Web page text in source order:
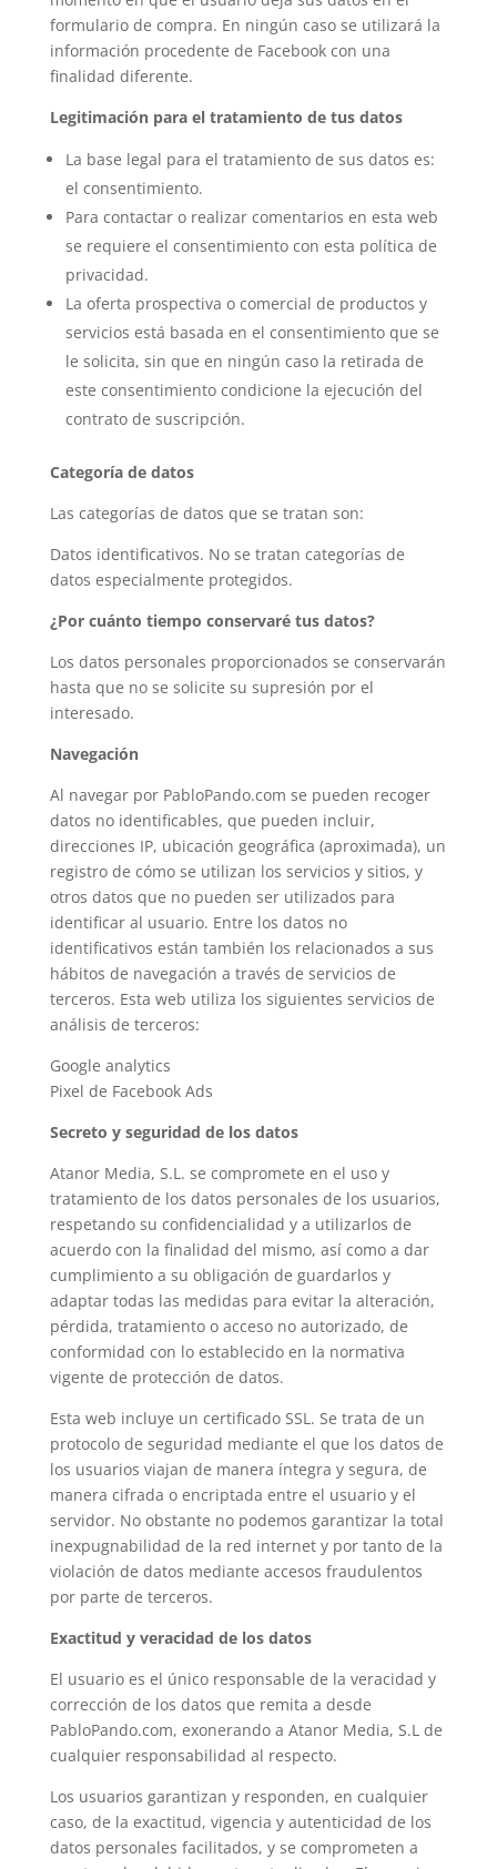
formulario de compra. En ningún caso se utilizará la
información procedente de Facebook con una
finalidad diferente.
Legitimación para el tratamiento de tus datos
La base legal para el tratamiento de sus datos es:
el consentimiento.
Para contactar o realizar comentarios en esta web
se requiere el consentimiento con esta política de
privacidad.
La oferta prospectiva o comercial de productos y
servicios está basada en el consentimiento que se
le solicita, sin que en ningún caso la retirada de
este consentimiento condicione la ejecución del
contrato de suscripción.
Categoría de datos
Las categorías de datos que se tratan son:
Datos identificativos. No se tratan categorías de
datos especialmente protegidos.
¿Por cuánto tiempo conservaré tus datos?
Los datos personales proporcionados se conservarán
hasta que no se solicite su supresión por el
interesado.
Navegación
Al navegar por PabloPando.com se pueden recoger
datos no identificables, que pueden incluir,
direcciones IP, ubicación geográfica (aproximada), un
registro de cómo se utilizan los servicios y sitios, y
otros datos que no pueden ser utilizados para
identificar al usuario. Entre los datos no
identificativos están también los relacionados a sus
hábitos de navegación a través de servicios de
terceros. Esta web utiliza los siguientes servicios de
análisis de terceros:
Google analytics
Pixel de Facebook Ads
Secreto y seguridad de los datos
Atanor Media, S.L. se compromete en el uso y
tratamiento de los datos personales de los usuarios,
respetando su confidencialidad y a utilizarlos de
acuerdo con la finalidad del mismo, así como a dar
cumplimiento a su obligación de guardarlos y
adaptar todas las medidas para evitar la alteración,
pérdida, tratamiento o acceso no autorizado, de
conformidad con lo establecido en la normativa
vigente de protección de datos.
Esta web incluye un certificado SSL. Se trata de un
protocolo de seguridad mediante el que los datos de
los usuarios viajan de manera íntegra y segura, de
manera cifrada o encriptada entre el usuario y el
servidor. No obstante no podemos garantizar la total
inexpugnabilidad de la red internet y por tanto de la
violación de datos mediante accesos fraudulentos
por parte de terceros.
Exactitud y veracidad de los datos
El usuario es el único responsable de la veracidad y
corrección de los datos que remita a desde
PabloPando.com, exonerando a Atanor Media, S.L de
cualquier responsabilidad al respecto.
Los usuarios garantizan y responden, en cualquier
caso, de la exactitud, vigencia y autenticidad de los
datos personales facilitados, y se comprometen a